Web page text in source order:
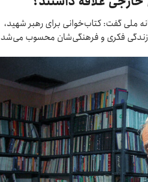
ملی گفت: کتاب‌خوانی برای رهبر شهید،
زندگی فکری و فرهنگی‌شان محسوب